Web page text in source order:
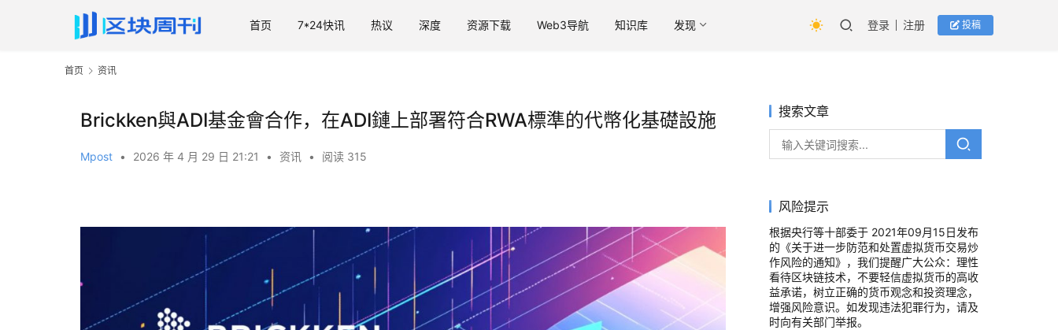
首页 7*24快讯 热议 深度 资源下载 Web3导航 知识库 发现 登录 注册 投稿
首页 资讯
Brickken與ADI基金會合作，在ADI鏈上部署符合RWA標準的代幣化基礎設施
Mpost • 2026 年 4 月 29 日 21:21 • 资讯 • 阅读 315
搜索文章
风险提示
根据央行等十部委于 2021年09月15日发布
的《关于进一步防范和处置虚拟货币交易炒
作风险的通知》，我们提醒广大公众：理性
看待区块链技术，不要轻信虚拟货币的高收
益承诺，树立正确的货币观念和投资理念，
增强风险意识。如发现违法犯罪行为，请及
时向有关部门举报。